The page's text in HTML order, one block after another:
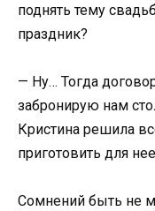
поднять тему
праздник?
— Ну… Тогда
забронирую нам
Кристина решила
приготовить для
Сомнений быть не